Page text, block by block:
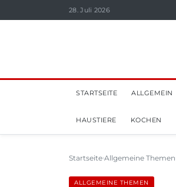
28. Juli 2026
STARTSEITE ALLGEMEIN
HAUSTIERE KOCHEN
Startseite Allgemeine Themen
ALLGEMEINE THEMEN